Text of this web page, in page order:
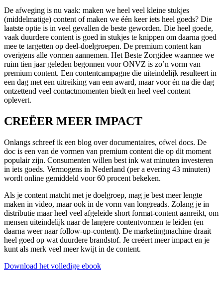
De afweging is nu vaak: maken we heel veel kleine stukjes
(middelmatige) content of maken we één keer iets heel goeds? Die
laatste optie is in veel gevallen de beste geworden. Die heel goede,
vaak duurdere content is goed in stukjes te knippen om daarna goed
mee te targetten op deel-doelgroepen. De premium content kan
overigens alle vormen aannemen. Het Beste Zorgidee waarmee we
ruim tien jaar geleden begonnen voor ONVZ is zo’n vorm van
premium content. Een contentcampagne die uiteindelijk resulteert in
een dag met een uitreiking van een award, maar voor én na die dag
ontzettend veel contactmomenten biedt en heel veel content
oplevert.
CREËER MEER IMPACT
Onlangs schreef ik een blog over documentaires, ofwel docs. De
doc is een van de vormen van premium content die op dit moment
populair zijn. Consumenten willen best ink wat minuten investeren
in iets goeds. Vermogens in Nederland (per a evering 43 minuten)
wordt online gemiddeld voor 60 procent bekeken.
Als je content matcht met je doelgroep, mag je best meer lengte
maken in video, maar ook in de vorm van longreads. Zolang je in
distributie maar heel veel afgeleide short format-content aanreikt, om
mensen uiteindelijk naar de langere contentvormen te leiden (en
daarna weer naar follow-up-content). De marketingmachine draait
heel goed op wat duurdere brandstof. Je creëert meer impact en je
kunt als merk veel meer kwijt in de content.
Download het volledige ebook